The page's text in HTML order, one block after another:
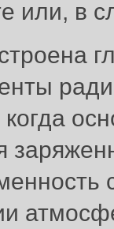
или, в